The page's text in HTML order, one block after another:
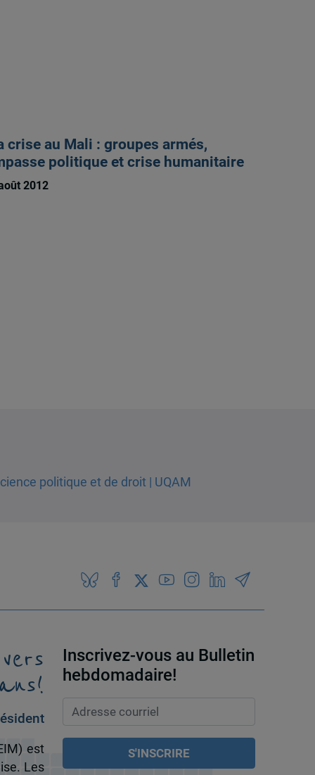
crise au Mali : groupes armés,
politique et crise humanitaire
2012
est
Les
Inscrivez-vous au Bulletin
hebdomadaire!